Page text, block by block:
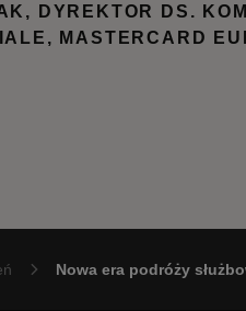
DYREKTOR DS.
MASTERCARD
Nowa era podróży